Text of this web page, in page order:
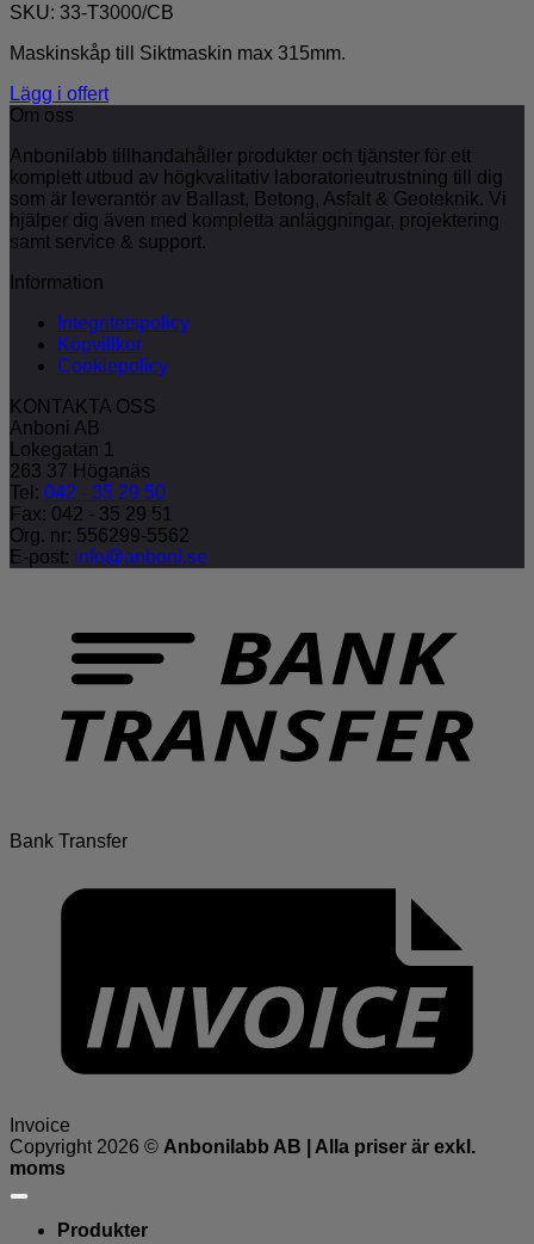
SKU: 33-T3000/CB
Maskinskåp till Siktmaskin max 315mm.
Lägg i offert
Om oss
Anbonilabb tillhandahåller produkter och tjänster för ett
komplett utbud av högkvalitativ laboratorieutrustning till dig
som är leverantör av Ballast, Betong, Asfalt & Geoteknik. Vi
hjälper dig även med kompletta anläggningar, projektering
samt service & support.
Information
Integritetspolicy
Köpvillkor
Cookiepolicy
KONTAKTA OSS
Anboni AB
Lokegatan 1
263 37 Höganäs
Tel: 042 - 35 29 50
Fax: 042 - 35 29 51
Org. nr: 556299-5562
E-post: info@anboni.se
Bank Transfer
Invoice
Copyright 2026 © Anbonilabb AB | Alla priser är exkl.
moms
Produkter